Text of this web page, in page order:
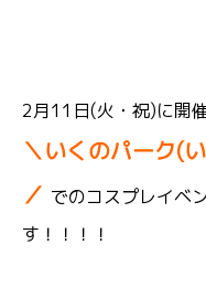
2月11日(火・祝)に開
＼いくのパーク(
／ でのコスプレイベ
す！！！！